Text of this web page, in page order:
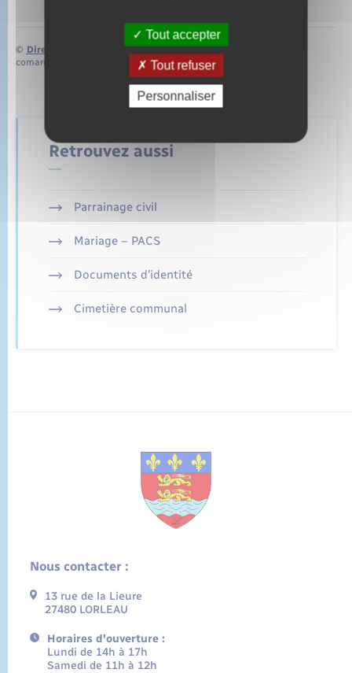
© Direction de l’information légale et administrative
comarquage developpé par
baseo.io
Retrouvez aussi
Parrainage civil
Mariage – PACS
Documents d’identité
Cimetière communal
Nous contacter :
13 rue de la Lieure
27480 LORLEAU
Horaires d'ouverture :
Lundi de 14h à 17h
Samedi de 11h à 12h
Tout accepter
Tout refuser
Personnaliser